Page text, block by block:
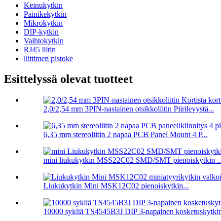
Keinukytkin
Painikekytkin
Mikrokytkin
DIP-kytkin
Vaihtokytkin
RJ45 liitin
liittimen pistoke
Esittelyssä olevat tuotteet
2,0/2,54 mm 3PIN-nastainen otsikkoliitin Piirilevystä...
6,35 mm stereoliitin 2 napaa PCB Panel Mount 4 P...
mini liukukytkin MSS22C02 SMD/SMT pienoiskytkin
Liukukytkin Mini MSK12C02 pienoiskytkin...
10000 sykliä TS4545B3J DIP 3-napainen